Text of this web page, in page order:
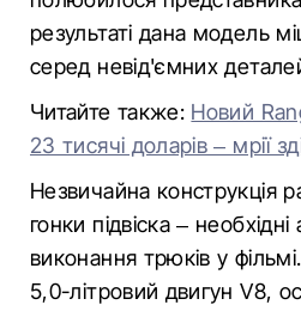
результаті дана модель
серед невід'ємних
Читайте также: Новий
23 тисячі доларів – мрії
Незвичайна конструкція
гонки підвіска –
виконання трюків у
5,0-літровий двигун V8,